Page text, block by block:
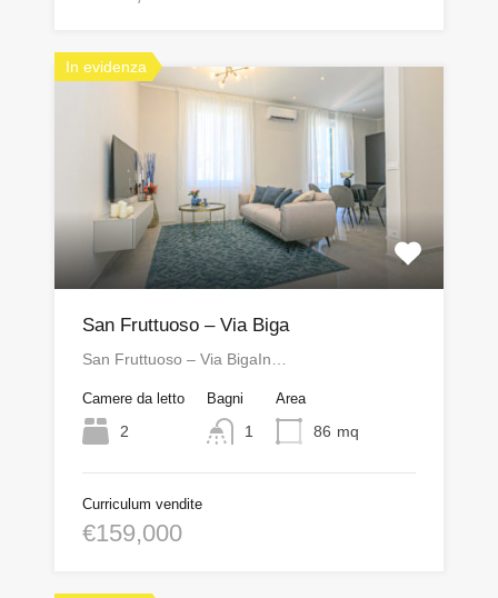
In evidenza
San Fruttuoso – Via Biga
San Fruttuoso – Via BigaIn…
Camere da letto
2
Bagni
1
Area
86 mq
Curriculum vendite
€159,000